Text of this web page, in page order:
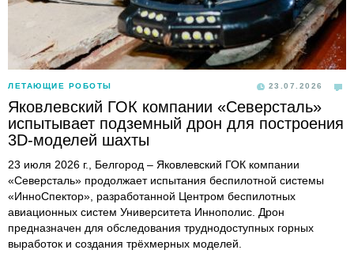
ЛЕТАЮЩИЕ РОБОТЫ 23.07.2026
Яковлевский ГОК компании «Северсталь»
испытывает подземный дрон для построения
3D-моделей шахты
23 июля 2026 г., Белгород – Яковлевский ГОК компании
«Северсталь» продолжает испытания беспилотной системы
«ИнноСпектор», разработанной Центром беспилотных
авиационных систем Университета Иннополис. Дрон
предназначен для обследования труднодоступных горных
выработок и создания трёхмерных моделей.